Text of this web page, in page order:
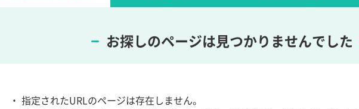
お探しのページは見つかりませんでした
・ 指定されたURLのページは存在しません。